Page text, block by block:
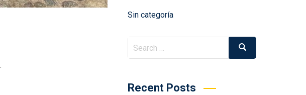
Sin categoría
Search
for:
Search
Recent Posts